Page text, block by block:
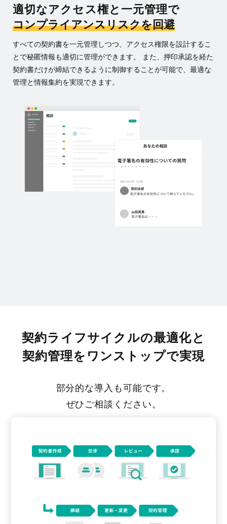
適切なアクセス権と一元管理で
コンプライアンスリスクを回避
すべての契約書を一元管理しつつ、アクセス権限を設計するこ
とで秘匿情報も適切に管理ができます。 また、押印承認を経た
契約書だけが締結できるように制御することが可能で、最適な
管理と情報集約を実現できます。
契約ライフサイクルの最適化と
契約管理をワンストップで実現
部分的な導入も可能です。
ぜひご相談ください。